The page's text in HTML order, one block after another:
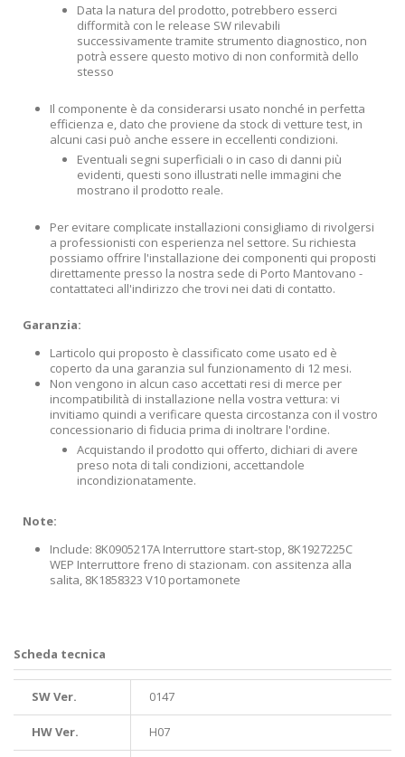
Data la natura del prodotto, potrebbero esserci
difformità con le release SW rilevabili
successivamente tramite strumento diagnostico, non
potrà essere questo motivo di non conformità dello
stesso
Il componente è da considerarsi usato nonché in perfetta
efficienza e, dato che proviene da stock di vetture test, in
alcuni casi può anche essere in eccellenti condizioni.
Eventuali segni superficiali o in caso di danni più
evidenti, questi sono illustrati nelle immagini che
mostrano il prodotto reale.
Per evitare complicate installazioni consigliamo di rivolgersi
a professionisti con esperienza nel settore. Su richiesta
possiamo offrire l'installazione dei componenti qui proposti
direttamente presso la nostra sede di Porto Mantovano -
contattateci all'indirizzo che trovi nei dati di contatto.
Garanzia:
Larticolo qui proposto è classificato come usato ed è
coperto da una garanzia sul funzionamento di 12 mesi.
Non vengono in alcun caso accettati resi di merce per
incompatibilità di installazione nella vostra vettura: vi
invitiamo quindi a verificare questa circostanza con il vostro
concessionario di fiducia prima di inoltrare l'ordine.
Acquistando il prodotto qui offerto, dichiari di avere
preso nota di tali condizioni, accettandole
incondizionatamente.
Note:
Include: 8K0905217A Interruttore start-stop, 8K1927225C
WEP Interruttore freno di stazionam. con assitenza alla
salita, 8K1858323 V10 portamonete
Scheda tecnica
SW Ver. 0147
HW Ver. H07